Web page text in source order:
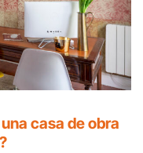
casa de obra